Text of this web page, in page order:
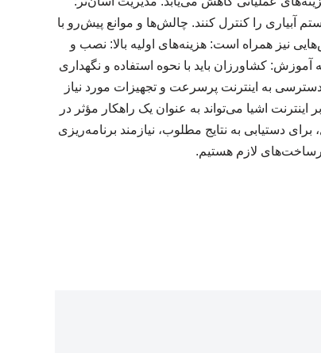
آبیاری را کنترل کنند. چالش‌ها و موانع پیش‌رو با
نیز همراه است: هزینه‌های اولیه بالا: نصب و
آموزش: کشاورزان باید با نحوه استفاده و نگهداری
به اینترنت پرسرعت و تجهیزات مورد نیاز
اشیا می‌تواند به عنوان یک راهکار مؤثر در
دستیابی به نتایج مطلوب، نیازمند برنامه‌ریزی
لازم هستیم.